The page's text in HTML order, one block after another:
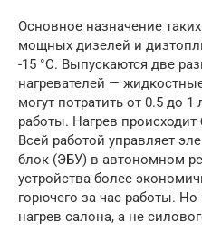
Основное назначение
мощных дизелей и
-15 °C. Выпускаются две
нагревателей —
могут потратить от 0.5 до 1
работы. Нагрев
Всей работой управляет
блок (ЭБУ) в автономном
устройства более
горючего за час работы.
нагрев салона, а не